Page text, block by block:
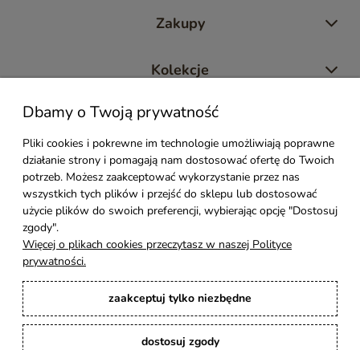
Zakupy
Kolekcje
Moje konto
Pomoc
Styl Mebli
Rodzaje drewna
Kontakt
Karina Meble : Ręcznie robione meble indyjskie, loftowe, industrialne i boho z
Dbamy o Twoją prywatność
Pliki cookies i pokrewne im technologie umożliwiają poprawne
działanie strony i pomagają nam dostosować ofertę do Twoich
potrzeb. Możesz zaakceptować wykorzystanie przez nas
wszystkich tych plików i przejść do sklepu lub dostosować
użycie plików do swoich preferencji, wybierając opcję "Dostosuj
zgody".
Więcej o plikach cookies przeczytasz w naszej Polityce
prywatności.
zaakceptuj tylko niezbędne
dostosuj zgody